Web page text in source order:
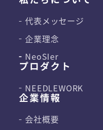
代表メッセージ
企業理念
NeoSIer
プロダクト
NEEDLEWORK
企業情報
会社概要